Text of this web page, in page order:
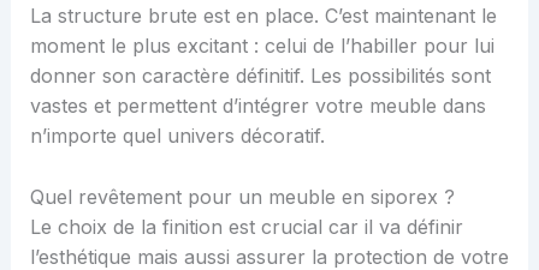
La structure brute est en place. C’est maintenant le
moment le plus excitant : celui de l’habiller pour lui
donner son caractère définitif. Les possibilités sont
vastes et permettent d’intégrer votre meuble dans
n’importe quel univers décoratif.
Quel revêtement pour un meuble en siporex ?
Le choix de la finition est crucial car il va définir
l’esthétique mais aussi assurer la protection de votre